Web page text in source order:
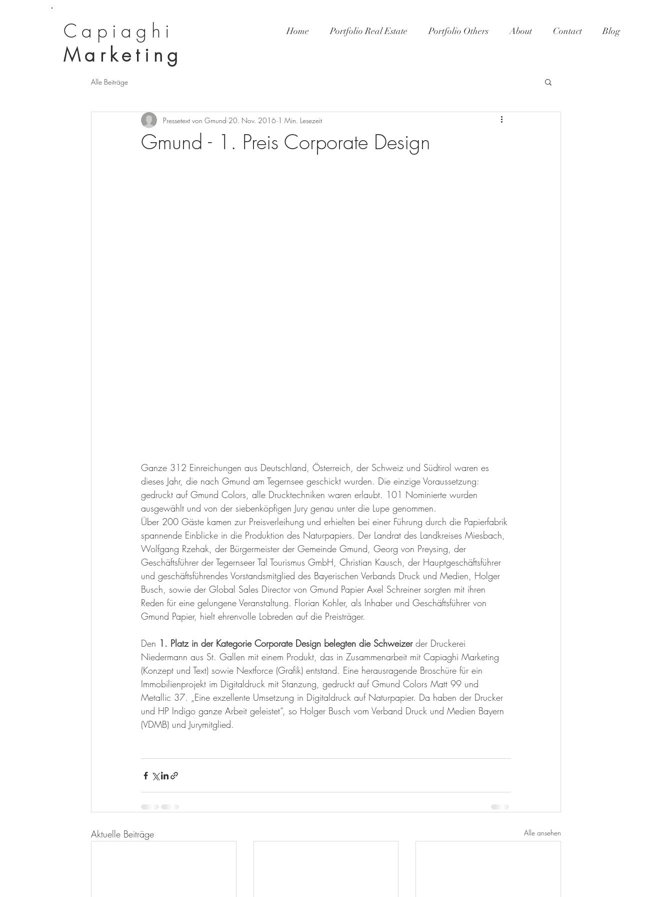
Capiaghi
Marketing
Home Portfolio Real Estate Portfolio Others About Contact Blog
Alle Beiträge
Gmund - 1. Preis Corporate Design
Pressetext von Gmund 20. Nov. 2016 1 Min. Lesezeit
Ganze 312 Einreichungen aus Deutschland, Österreich, der Schweiz und Südtirol waren es
dieses Jahr, die nach Gmund am Tegernsee geschickt wurden. Die einzige Voraussetzung:
gedruckt auf Gmund Colors, alle Drucktechniken waren erlaubt. 101 Nominierte wurden
ausgewählt und von der siebenköpfigen Jury genau unter die Lupe genommen.
Über 200 Gäste kamen zur Preisverleihung und erhielten bei einer Führung durch die Papierfabrik
spannende Einblicke in die Produktion des Naturpapiers. Der Landrat des Landkreises Miesbach,
Wolfgang Rzehak, der Bürgermeister der Gemeinde Gmund, Georg von Preysing, der
Geschäftsführer der Tegernseer Tal Tourismus GmbH, Christian Kausch, der Hauptgeschäftsführer
und geschäftsführendes Vorstandsmitglied des Bayerischen Verbands Druck und Medien, Holger
Busch, sowie der Global Sales Director von Gmund Papier Axel Schreiner sorgten mit ihren
Reden für eine gelungene Veranstaltung. Florian Kohler, als Inhaber und Geschäftsführer von
Gmund Papier, hielt ehrenvolle Lobreden auf die Preisträger.
Den 1. Platz in der Kategorie Corporate Design belegten die Schweizer der Druckerei
Niedermann aus St. Gallen mit einem Produkt, das in Zusammenarbeit mit Capiaghi Marketing
(Konzept und Text) sowie Nextforce (Grafik) entstand. Eine herausragende Broschüre für ein
Immobilienprojekt im Digitaldruck mit Stanzung, gedruckt auf Gmund Colors Matt 99 und
Metallic 37. „Eine exzellente Umsetzung in Digitaldruck auf Naturpapier. Da haben der Drucker
und HP Indigo ganze Arbeit geleistet“, so Holger Busch vom Verband Druck und Medien Bayern
(VDMB) und Jurymitglied.
Aktuelle Beiträge Alle ansehen